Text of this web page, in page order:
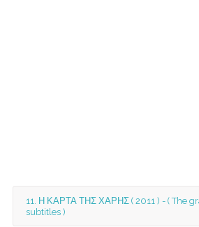
11. Η ΚΑΡΤΑ ΤΗΣ ΧΑΡΗΣ ( 2011 ) - ( The
subtitles )